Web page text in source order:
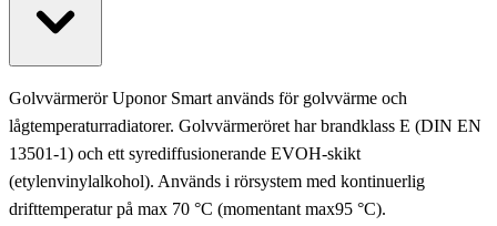
Golvvärmerör Uponor Smart används för golvvärme och
lågtemperaturradiatorer. Golvvärmeröret har brandklass E (DIN EN
13501-1) och ett syrediffusionerande EVOH-skikt
(etylenvinylalkohol). Används i rörsystem med kontinuerlig
drifttemperatur på max 70 °C (momentant max95 °C).